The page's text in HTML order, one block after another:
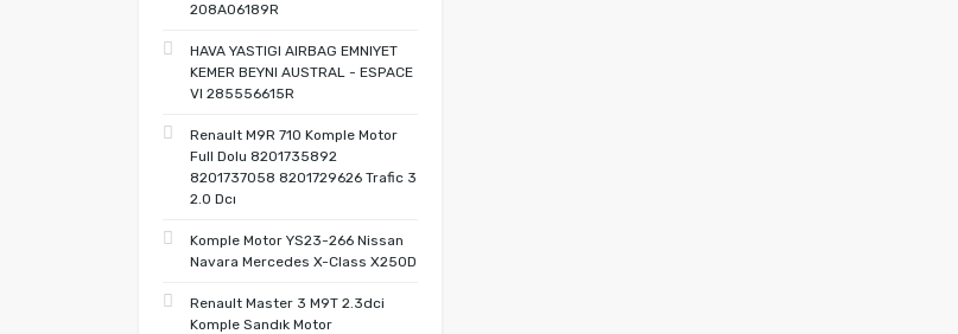
208A06189R
HAVA YASTIGI AIRBAG EMNIYET
KEMER BEYNI AUSTRAL - ESPACE
VI 285556615R
Renault M9R 710 Komple Motor
Full Dolu 8201735892
8201737058 8201729626 Trafic 3
2.0 Dcı
Komple Motor YS23-266 Nissan
Navara Mercedes X-Class X250D
Renault Master 3 M9T 2.3dci
Komple Sandık Motor